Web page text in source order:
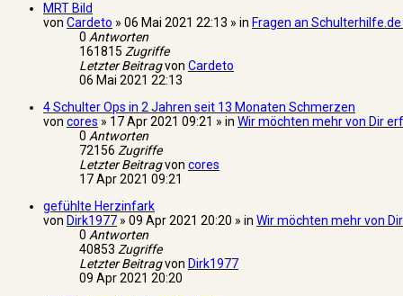
MRT Bild
von Cardeto » 06 Mai 2021 22:13 » in Fragen an Schulterhilfe.de
0 Antworten
161815 Zugriffe
Letzter Beitragvon Cardeto
06 Mai 2021 22:13
4 Schulter Ops in 2 Jahren seit 13 Monaten Schmerzen
von cores » 17 Apr 2021 09:21 » in Wir möchten mehr von Dir
0 Antworten
72156 Zugriffe
Letzter Beitragvon cores
17 Apr 2021 09:21
gefühlte Herzinfark
von Dirk1977 » 09 Apr 2021 20:20 » in Wir möchten mehr von
0 Antworten
40853 Zugriffe
Letzter Beitragvon Dirk1977
09 Apr 2021 20:20